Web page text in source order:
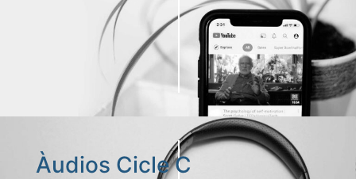
Àudios Cicle C